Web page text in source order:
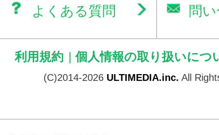
よくある質問 問
利用規約 | 個人情報の取り扱いにつ
(C)2014-2026 ULTIMEDIA.inc. All